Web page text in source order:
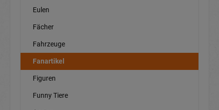
Eulen
Fächer
Fahrzeuge
Fanartikel
Figuren
Funny Tiere